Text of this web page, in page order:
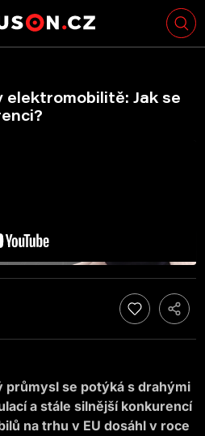
elektromobilitě: Jak se
průmysl se potýká s drahými
a stále silnější konkurencí
na trhu v EU dosáhl v roce